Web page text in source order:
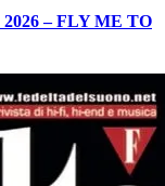
– FLY ME TO